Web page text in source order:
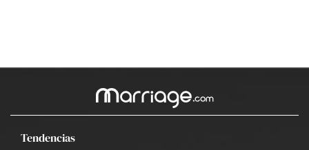
Tendencias